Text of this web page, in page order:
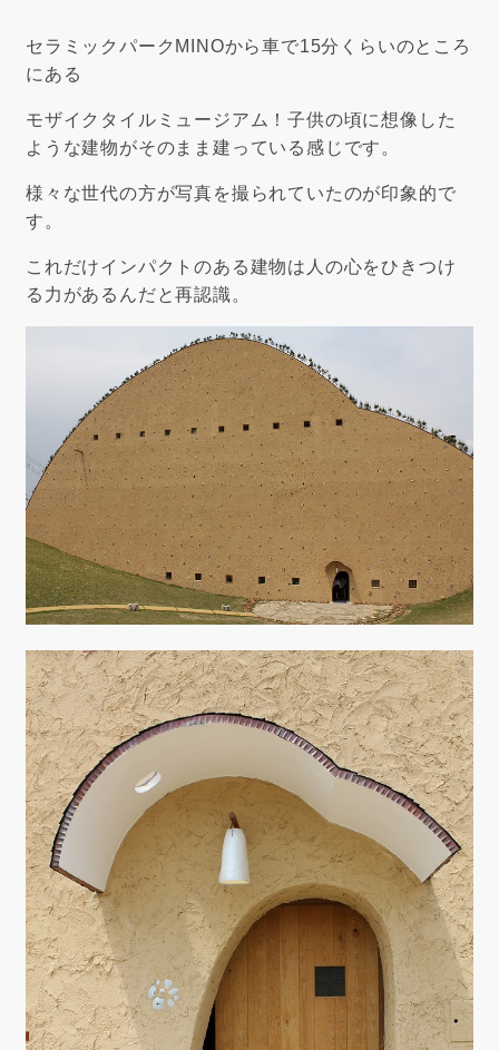
セラミックパークMINOから車で15分くらいのところ
にある
モザイクタイルミュージアム！子供の頃に想像した
ような建物がそのまま建っている感じです。
様々な世代の方が写真を撮られていたのが印象的で
す。
これだけインパクトのある建物は人の心をひきつけ
る力があるんだと再認識。